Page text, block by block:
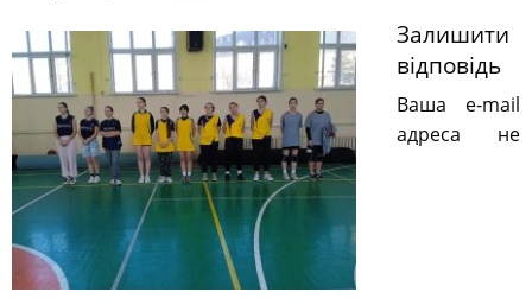
Залишити
відповідь
Ваша e-mail
адреса не